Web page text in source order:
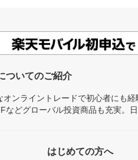
ついてのご紹介
オンライントレードで初心者にも
などグローバル投資商品も充実。
はじめての方へ